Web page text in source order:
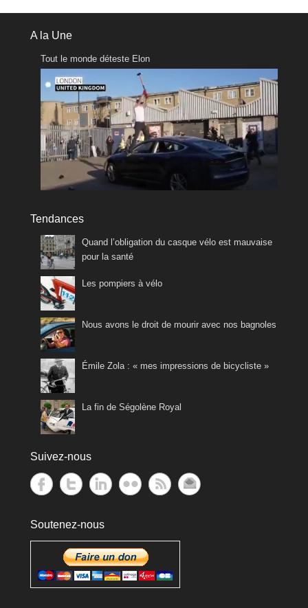
A la Une
Tout le monde déteste Elon
Tendances
Quand l’obligation du casque vélo est mauvaise
pour la santé
Les pompiers à vélo
Nous avons le droit de mourir avec nos bagnoles
Émile Zola : « mes impressions de bicycliste »
La fin de Ségolène Royal
Suivez-nous
Soutenez-nous